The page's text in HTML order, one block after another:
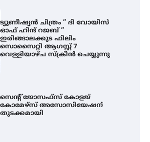
ട്യുണീഷ്യൻ ചിത്രം ” ദി വോയിസ്
ഓഫ് ഹിന്ദ് റജബ് ”
ഇരിങ്ങാലക്കുട ഫിലിം
സൊസൈറ്റി ആഗസ്റ്റ് 7
വെള്ളിയാഴ്ച സ്‌ക്രീൻ ചെയ്യുന്നു
സെന്റ് ജോസഫ്സ് കോളജ്
കോമേഴ്‌സ് അസോസിയേഷന്
തുടക്കമായി